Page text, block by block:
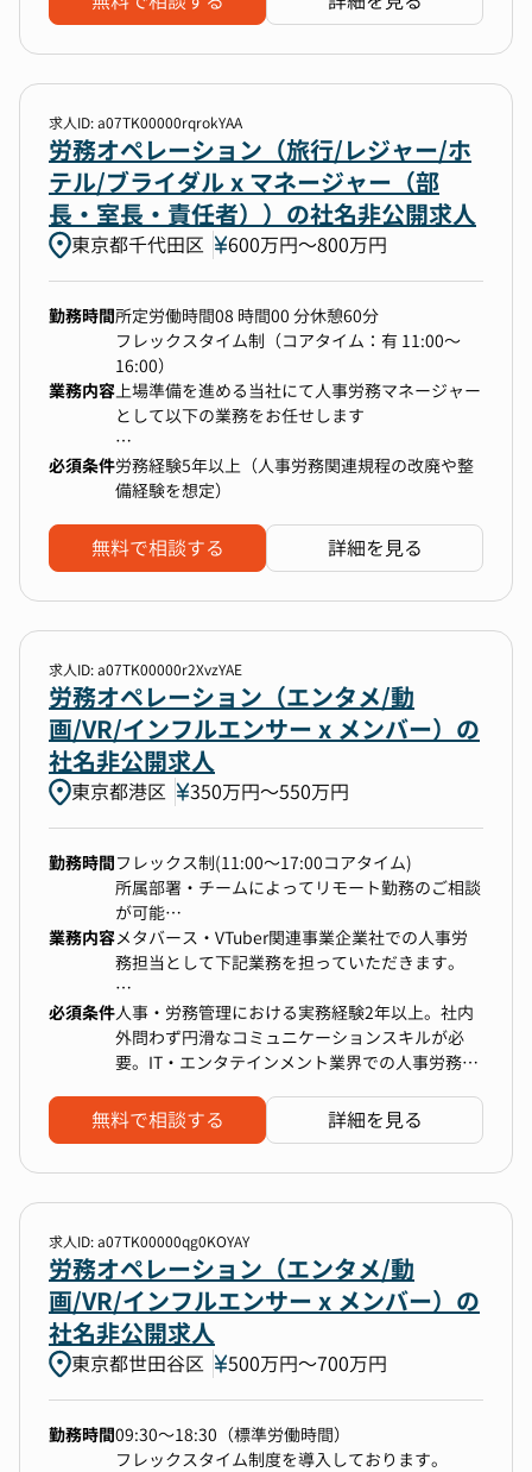
PMI（統合作業）に労務担当として携わるチャン
スがあります。制度やルールが異なる環境を整
理・標準化し、新たな仕組みを構築する経験は、
労務人材として大きな成長につながります。
さらに、労働法改正への対応や就業規則の改定、
労務システムの入れ替えなど、変化に合わせて仕
組みをアップデートしていく業務が豊富にあり、
これらを通じて、労務の専門性を深めながら自己
成長を実感できます。
担当する領域は労務・総務と幅広く、契約・規制
対応・コンプライアンスから、会議体運営・内部
統制・保険管理・オフィス運営まで多岐にわたり
ます。
また、当社は東証プライム上場グループとしての
コンプライアンス基準に基づいた労務管理を徹底
しており、上場企業水準の労務ノウハウを直接身
につけられるのも大きな魅力です。日々の実務を
超えて、制度設計や体制構築に関わることで、市
場価値の高い労務人材へと成長していただけま
す。
【キャリアパス】
や勤怠管理などの実務を確実に遂行しつつ、法改
正対応や就業規則改定、労務システムの刷新とい
ったプロジェクトに携わりながら専門性を磨いて
いただけます。将来的には社会保険労務士資格の
取得を目指すなど、プロフェッショナルとしての
キャリア形成も可能です。
一方で、総務や法務といった領域にも挑戦できる
環境があり、ゼネラリストとして管理部門全体を
見渡せる力を養うこともできます。M&Aによる
PMIやグループ会社の統合プロジェクトに携わる
ズムを経験できます。
家としてキャリアを深める道、幅広い管理部門を
リードする道、あるいは経営に近い立場で組織運
環境です。
以下での配属を想定しています。
・雇用元はライフメディアプラットフォーム企
業、グループ会社である企業に出向予定となりま
す。
※業務内容補足
【雇入れ直後】仕事概要に記載のある業務内容
【変更の範囲】会社の定める業務
のバックオフィス専門企業として、グループ全体
の成長を支える重要な役割を担っています。
単なる労務業務の遂行にとどまらず、「強くてあ
や、未来の労務戦略の構築にも関わることができ
ます。
2.裁量を持って労務組織の進化をリードできる
成長企業であるソーシャルネットワーク・アバタ
ーアプリ運営企業グループでは、労務の仕組みや
制度も常に進化を求められます。
本ポジションでは、労務のプロフェッショナルと
して、ルールの策定・改善に深く関与し、自らの
アイデアを形にすることが可能 です。
単なるオペレーションではなく、より良い労務環
境を自ら創り出すことにやりがいを感じる方には
最適な環境です。
3.多様なバックグラウンドを持つメンバーと共に
働ける
ソーシャルネットワーク・アバターアプリ運営企
業グループには、さまざまな国籍・バックグラウ
ンドを持つメンバーが集まっています。
労務チームとしても、多様な働き方や価値観に対
応する労務環境を整える ことが求められます。
グローバルな視点での労務管理に興味がある方に
とっては、チャレンジングで成長できる機会が多
4.変化を楽しみながら柔軟に対応できる環境
ソーシャルネットワーク・アバターアプリ運営企
業グループは、挑戦と変化を歓迎するカルチャー
を持っています。
「昨日より今より良くしていく」 という行動指
針のもと、労務制度やプロセスも常に進化を求め
られます。
変化に前向きに対応しながら、新たな労務環境を
構築したい方にとっては、大きな成長のチャンス
が広がっています。
・各種協定届
出店の加速による社員数の増加や、上場企業とし
ての安定した労務環境の整備に向けてチーム体制
の強化のため募集することになりました。具体的
には、これまでの実務経験によって検討させてい
■従事すべき業務の内容
(雇入れ直後)人事労務部労務課（所属部門）に関
わる業務全般及びこれに付随する業務 (変更の範
囲)限定なし
・MG１名＋スペシャリスト1名＋スタッフ３名＋
アルバイト３名
【仕事の魅力】
今まさに成長期である当社のサービスに直近で関
わりながら、組織と共に成長できるポジションで
す。
女性が99％という社員構成比であり、誰もがやり
数、IF関数）に抵抗がない方）
求人ID: a07TK00000rqrokYAA
労務オペレーション（旅行/レジャー/ホ
テル/ブライダル x マネージャー（部
長・室長・責任者））の社名非公開求人
東京都千代田区 600万円〜800万円
勤務時間所定労働時間08 時間00 分休憩60分
フレックスタイム制（コアタイム：有 11:00～
16:00）
業務内容上場準備を進める当社にて人事労務マネージャー
として以下の業務をお任せします
【具体的には】
ッフを含むと600-700名規模）の労務管理
■給与計算業務：給与計算の管理・運営を行って
【ポジションの魅力】
・IPO準備中の成長企業で、人事労務部門の責任
者として活躍できます。
・現在上場を目指しており、管理部門の強化を図
に大きく貢献できるやりがいのあるポジションで
す。
・将来的には採用や教育研修、人事企画など人事
業務全般にも携わっていただくことも可能で、総
合的な人事マネージャーとしてのキャリアパスを
描くことができます。
必須条件労務経験5年以上（人事労務関連規程の改廃や整
備経験を想定）
無料で相談する 詳細を見る
求人ID: a07TK00000r2XvzYAE
労務オペレーション（エンタメ/動
画/VR/インフルエンサー x メンバー）の
社名非公開求人
東京都港区 350万円〜550万円
勤務時間フレックス制(11:00～17:00コアタイム)
所属部署・チームによってリモート勤務のご相談
が可能
フルリモート勤務前提ではない
業務内容メタバース・VTuber関連事業企業社での人事労
務担当として下記業務を担っていただきます。
◆業務内容 (一例)
・労務業務
組み化提案
・休職/復職調整：産育休や傷病休職に関する調
・労働法関連業務：労務管理や安全衛生を通じて
法令遵守
・給与・経理業務
・給与支払・税務業務：給与支払及び税務関連業
理
必須条件人事・労務管理における実務経験2年以上。社内
外問わず円滑なコミュニケーションスキルが必
要。IT・エンタテインメント業界での人事労務経
以上）、衛生管理者資格、労働法および社会保険
関連の基礎知識、複数の業務を同時に進行するマ
無料で相談する 詳細を見る
求人ID: a07TK00000qg0KOYAY
労務オペレーション（エンタメ/動
画/VR/インフルエンサー x メンバー）の
社名非公開求人
東京都世田谷区 500万円〜700万円
勤務時間09:30～18:30（標準労働時間）
フレックスタイム制度を導入しております。